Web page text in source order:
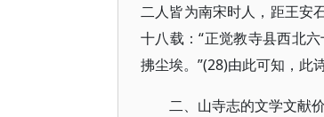
二人皆为南宋时人，距王安
十八载：“正觉教寺县西北
拂尘埃。”(28)由此可知，此
二、山寺志的文学文献